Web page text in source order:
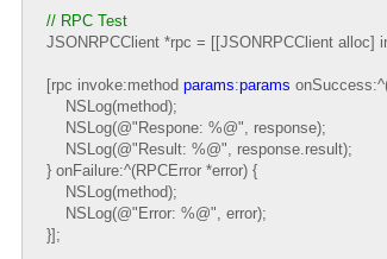
// RPC Test
JSONRPCClient *rpc = [[JSONRPCClient alloc]
[rpc invoke:method params:params
NSLog(method);
NSLog(@"Respone: %@", response);
NSLog(@"Result: %@", response.result);
} onFailure:^(RPCError *error) {
NSLog(method);
NSLog(@"Error: %@", error);
}];